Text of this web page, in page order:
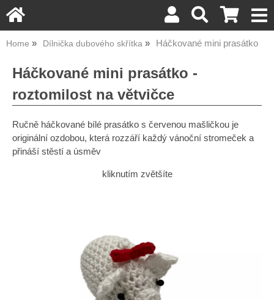
Home Dílnička dubového skřítka Háčkované mini prasátko
Háčkované mini prasátko -
roztomilost na větvičce
Ručně háčkované bílé prasátko s červenou mašličkou je
originální ozdobou, která rozzáří každý vánoční stromeček a
přináší stěstí a úsměv
kliknutím zvětšíte